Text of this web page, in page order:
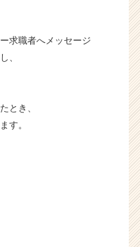
求職者へメッセージ
、
とき、
す。